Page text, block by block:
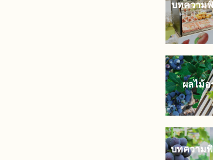
บทความ
ผลไม้
บทความพิ